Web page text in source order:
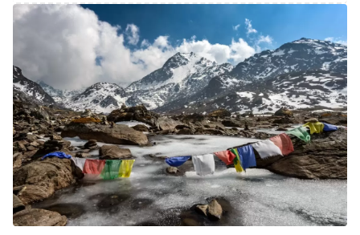
вывести с высоты 8600 метров. Альпинист рассказал
«Снобу» о том, как сопротивлялся смерти на самой
высокой точке Земли, что чувствует тело в условиях
стратосферы и как горы показывают, чего стоит человек